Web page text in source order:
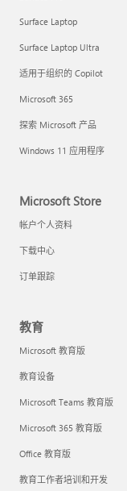
Surface Laptop
Surface Laptop Ultra
适用于组织的 Copilot
Microsoft 365
探索 Microsoft 产品
Windows 11 应用程序
Microsoft Store
帐户个人资料
下载中心
订单跟踪
教育
Microsoft 教育版
教育设备
Microsoft Teams 教育版
Microsoft 365 教育版
Office 教育版
教育工作者培训和开发